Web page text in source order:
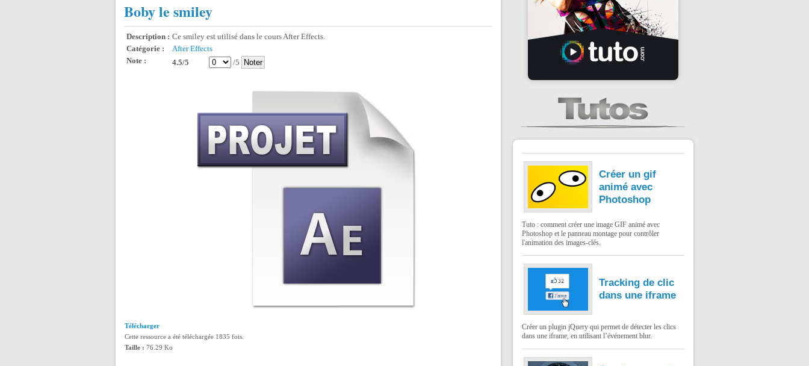
Boby le smiley
Description : Ce smiley est utilisé dans le cours After Effects.
Catégorie :
After Effects
Note :
4.5/5 /5
Télécharger
Cette ressource a été téléchargée 1835 fois.
Taille : 76.29 Ko
Créer un gif
animé avec
Photoshop
Tuto : comment créer une image GIF animé avec
Photoshop et le panneau montage pour contrôler
l'animation des images-clés.
Tracking de clic
dans une iframe
Créer un plugin jQuery qui permet de détecter les clics
dans une iframe, en utilisant l’événement blur.